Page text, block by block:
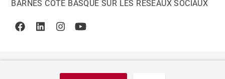
BARNES CÔTE BASQUE SUR LES RÉSEAUX SOCIAUX
FacebookLinkedinInstagramYoutube